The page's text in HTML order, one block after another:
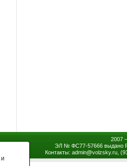
2007
ЭЛ № ФС77-57666 выдано
Контакты: admin@volzsky.ru,
и